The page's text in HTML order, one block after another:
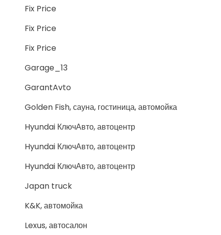
Fix Price
Fix Price
Fix Price
Garage_13
GarantAvto
Golden Fish, сауна, гостиница, автомойка
Hyundai КлючАвто, автоцентр
Hyundai КлючАвто, автоцентр
Hyundai КлючАвто, автоцентр
Japan truck
K&K, автомойка
Lexus, автосалон